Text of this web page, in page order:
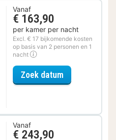
Vanaf
€ 163,90
per kamer per nacht
Excl. € 17 bijkomende kosten
op basis van 2 personen en 1
nacht
Zoek datumvoor Late
Vanaf
€ 243,90